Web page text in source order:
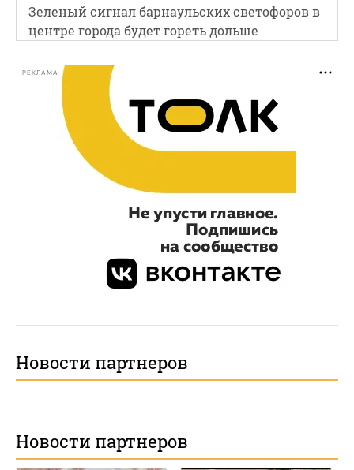
Зеленый сигнал барнаульских светофоров в
центре города будет гореть дольше
РЕКЛАМА
Новости партнеров
Новости партнеров